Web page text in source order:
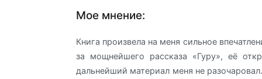
Мое мнение:
Книга произвела на меня сильное
за мощнейшего рассказа «Гуру», её
дальнейший материал меня не